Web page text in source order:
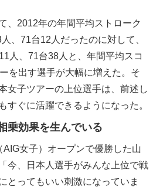
、2012年の年間平均ストローク
、71台12人だったのに対して、
人、71台38人と、年間平均スコ
を出す選手が大幅に増えた。そ
女子ツアーの上位選手は、前述し
すぐに活躍できるようになった。
乗効果を生んでいる
女子）オープンで優勝した山
今、日本人選手がみんな上位で戦
とってもいい刺激になっていま